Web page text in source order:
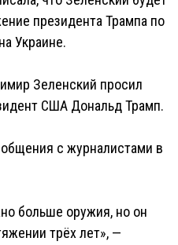
президента Трампа по
Украине.
Зеленский просил
США Дональд Трамп.
с журналистами в
больше оружия, но он
трёх лет», —